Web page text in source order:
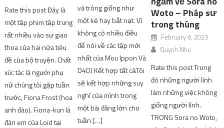
Rate this post Đây là
một tập phim tập trung
rất nhiều vào sự giao
thoa của hai nửa tiêu
đề của bộ truyện. Chất
xúc tác là người phụ
nữ chúng tôi gặp tuần
trước, Fiona Frost (hoa
anh đào). Fiona-kun là
đàn em của Loid tại
và trông giống như
một kẻ hay bắt nạt. Vì
không có nhiều điều
để nói về các tập mới
nhất của Mou Ippon Và
D4DJ Kết hợp tất cảTôi
sẽ kết hợp những suy
nghĩ của mình trong
một bài đăng lớn cho
tuần […]
Woto – Pháp sư
trong thùng
February 6, 2023
Quynh Nhu
Rate this post Trong
đó những người lính
làm những việc không
giống người lính.
TRONG Sora no Woto,